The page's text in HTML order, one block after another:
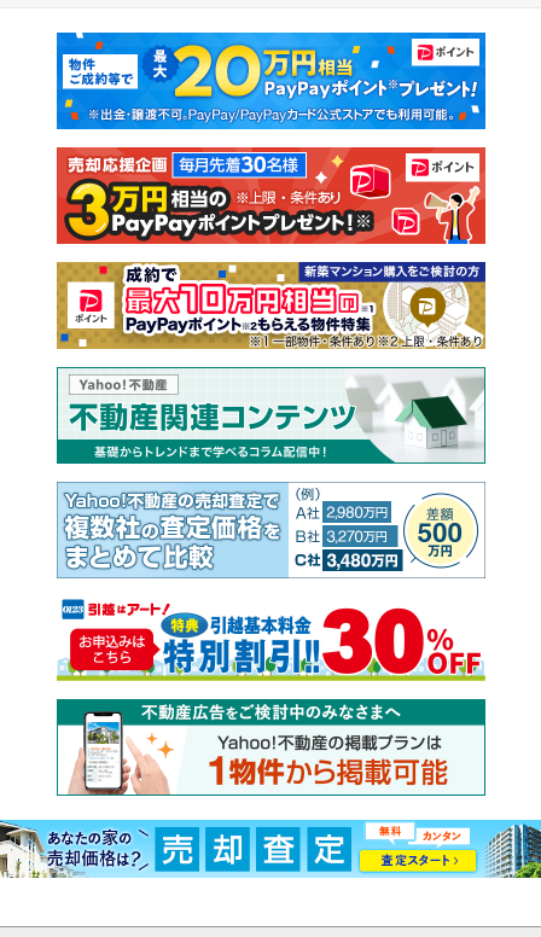
新築マンション 中古マンション
新築一戸建て 中古一戸建て
注文住宅 土地
売却査定
マンションカタログ 教えて！住まいの先生